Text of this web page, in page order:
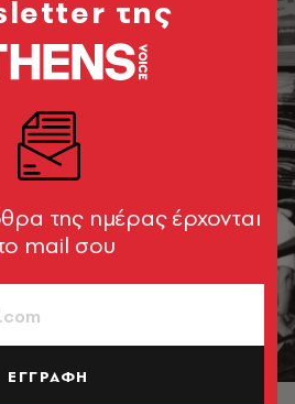
της
της ημέρας έρχονται
mail σου
ΕΓΓΡΑΦΗ